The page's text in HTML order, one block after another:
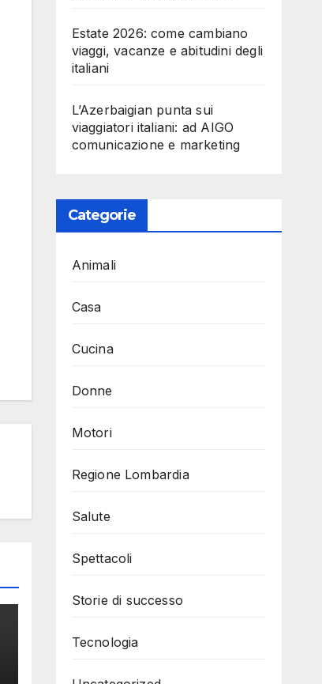
Estate 2026: come cambiano
viaggi, vacanze e abitudini degli
italiani
L’Azerbaigian punta sui
viaggiatori italiani: ad AIGO
comunicazione e marketing
Categorie
Animali
Casa
Cucina
Donne
Motori
Regione Lombardia
Salute
Spettacoli
Storie di successo
Tecnologia